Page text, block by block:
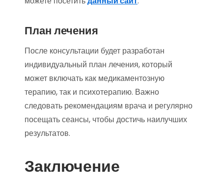
План лечения
После консультации будет разработан
индивидуальный план лечения, который
может включать как медикаментозную
терапию, так и психотерапию. Важно
следовать рекомендациям врача и регулярно
посещать сеансы, чтобы достичь наилучших
результатов.
Заключение